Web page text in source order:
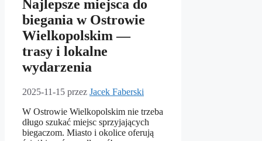
Najlepsze miejsca do
biegania w Ostrowie
Wielkopolskim —
trasy i lokalne
wydarzenia
2025-11-15 przez Jacek Faberski
W Ostrowie Wielkopolskim nie trzeba
długo szukać miejsc sprzyjających
biegaczom. Miasto i okolice oferują